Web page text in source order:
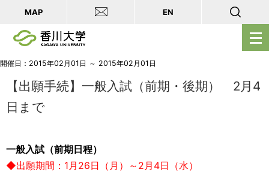
メ
ニ
ー
MAP EN
開催日：2015年02月01日 ～ 2015年02月01日
【出願手続】一般入試（前期・後期） 2月4
日まで
一般入試（前期日程）
◆出願期間：1月26日（月）～2月4日（水）